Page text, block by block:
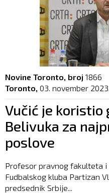
Novine Toronto, broj 1866
Toronto, 03. november 2023.
Vučić je koristio
Belivuka za
poslove
Profesor pravnog fakulteta
Fudbalskog kluba Partizan
predsednik Srbije...